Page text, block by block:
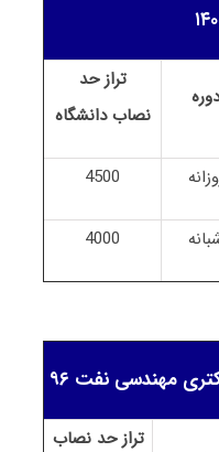
تراز حد
نصاب دانشگاه
4500
4000
مهندسی نفت ۹۶
تراز حد نصاب